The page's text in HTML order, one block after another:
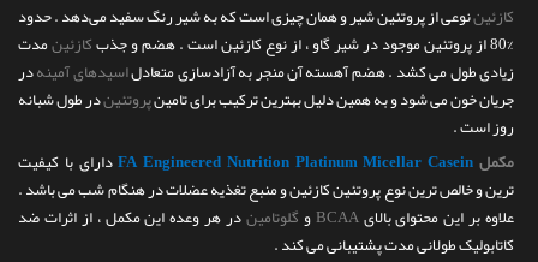
کازئیننوعی از پروتئین شیر و همان چیزی است که به شیر رنگ سفید می‌دهد . حدود
%80 از پروتئین موجود در شیر گاو ، از نوع کازئین است . هضم و جذب
کازئینمدت
زیادی طول می کشد . هضم آهسته آن منجر به آزادسازی متعادلاسیدهای آمینهدر
جریان خون می شود و به همین دلیل بهترین ترکیب برای تامینپروتئیندر طول شبانه
روز است .
مکملFA Engineered Nutrition Platinum Micellar Casein
دارای با کیفیت
ترین و خالص ترین نوع پروتئین کازئین و منبع تغذیه عضلات در هنگام شب می باشد .
علاوه بر این محتوای بالایBCAAوگلوتامیندر هر وعده این مکمل ، از اثرات ضد
کاتابولیک طولانی مدت پشتیبانی می کند .